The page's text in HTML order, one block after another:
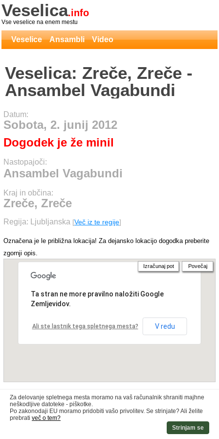
Veselica.info
Vse veselice na enem mestu
Veselice Ansambli Video
Veselica: Zreče, Zreče -
Ansambel Vagabundi
Datum:
Sobota, 2. junij 2012
Dogodek je že minil
Nastopajoči:
Ansambel Vagabundi
Kraj in občina:
Zreče, Zreče
Regija: Ljubljanska [Več iz te regije]
Označena je le približna lokacija! Za dejansko lokacijo dogodka preberite
zgornji opis.
Ta stran ne more pravilno naložiti Google
Zemljevidov.
Ali ste lastnik tega spletnega mesta? V redu
Izračunaj pot Povečaj
Za delovanje spletnega mesta moramo na vaš računalnik shraniti majhne
neškodljive datoteke - piškotke.
Po zakonodaji EU moramo pridobiti vašo privolitev. Se strinjate? Ali želite
prebrati več o tem?
Strinjam se